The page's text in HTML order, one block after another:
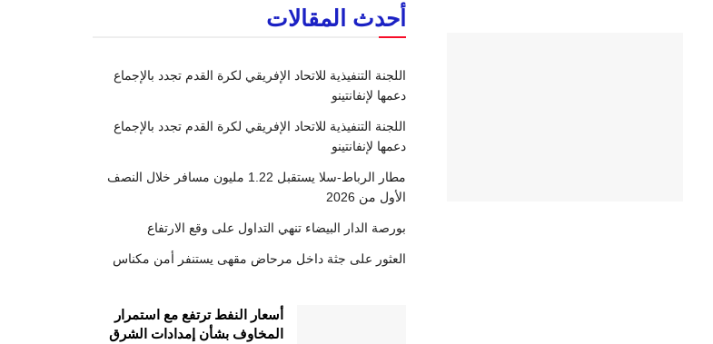
أحدث المقالات
اللجنة التنفيذية للاتحاد الإفريقي لكرة القدم تجدد بالإجماع
دعمها لإنفانتينو
اللجنة التنفيذية للاتحاد الإفريقي لكرة القدم تجدد بالإجماع
دعمها لإنفانتينو
مطار الرباط-سلا يستقبل 1.22 مليون مسافر خلال النصف
الأول من 2026
بورصة الدار البيضاء تنهي التداول على وقع الارتفاع
العثور على جثة داخل مرحاض مقهى يستنفر أمن مكناس
أسعار النفط ترتفع مع استمرار
المخاوف بشأن إمدادات الشرق